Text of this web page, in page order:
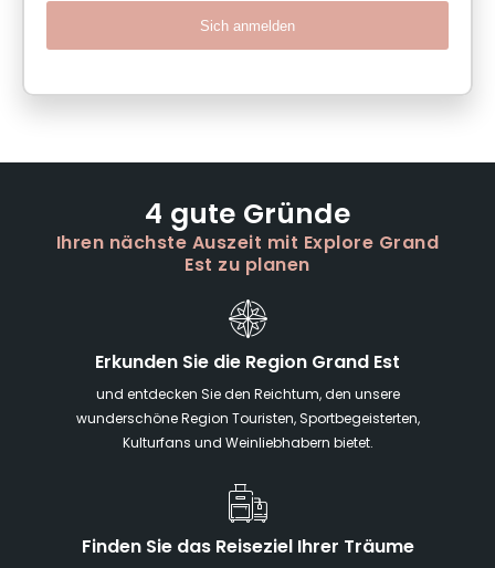
Sich anmelden
4 gute Gründe
Ihren nächste Auszeit mit Explore Grand
Est zu planen
Erkunden Sie die Region Grand Est
und entdecken Sie den Reichtum, den unsere
wunderschöne Region Touristen, Sportbegeisterten,
Kulturfans und Weinliebhabern bietet.
Finden Sie das Reiseziel Ihrer Träume